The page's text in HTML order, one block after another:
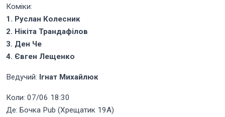
Коміки:
1. Руслан Колесник
2. Нікіта Трандафілов
3. Ден Че
4. Євген Лещенко
Ведучий: Ігнат Михайлюк
Коли: 07/06 18:30
Де: Бочка Pub (Хрещатик 19А)